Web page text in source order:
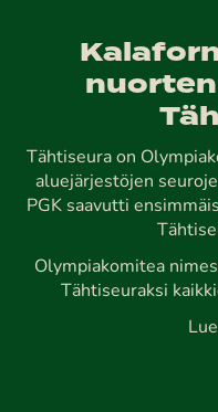
Tähtiseura on
aluejärjestöjen
PGK saavutti
Olympiakomitea
Tähtiseuraksi